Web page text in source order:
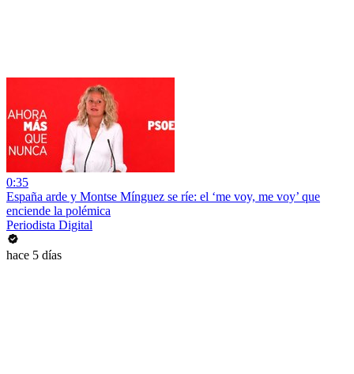
0:35
España arde y Montse Mínguez se ríe: el ‘me voy, me voy’ que
enciende la polémica
Periodista Digital
hace 5 días